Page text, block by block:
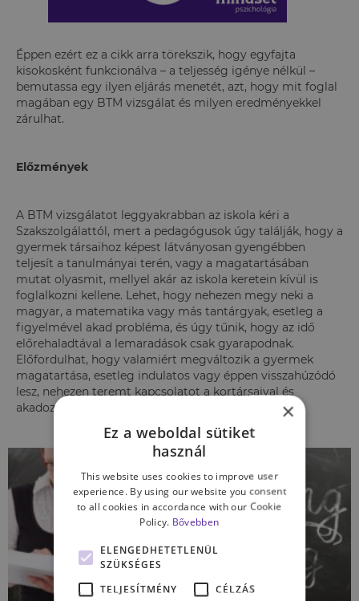
Éppen ezért ez a cikk arra törekszik, hogy egyfajta
kisokosként funkcionálva – a teljesség igénye nélkül –
bemutassa egy ilyen eljárás menetét, azt, hogy mit foglal
magában egy BTM vizsgálat és milyen eredményekkel
zárulhat.
Előzmények
A BTM vizsgálatot leggyakrabban az iskola kéri a
Szakszolgálattól, mert a pedagógusok úgy találják, hogy a
gyermek társaihoz képest látványosan gyengébben
teljesít a tanulmányai terén, vagy a magatartásában
mutat olyasmit, mellyel akár az iskola keretein kívül is
foglalkozni kellene. Lehet, hogy nehezen megy neki a
magyar, a matematika vagy más tantárgyak, esetleg a
figyelmével akad probléma, és úgy tűnik, hogy az idő
előrehaladtával a lemaradások csak gyarapodnak.
Előfordulhat, hogy valamiért megváltozik a gyermek
magatartása, esetleg indulatos vagy éppen visszahúzódó
lesz, nehezen teremt kapcsolatot a kortársaival és
akadozik a beilleszkedése a csoportba.
×
Ez a weboldal sütiket
használ
This website uses cookies to improve user
experience. By using our website you consent
to all cookies in accordance with our Cookie
Policy. Bővebben
ELENGEDHETETLENÜL
SZÜKSÉGES
TELJESÍTMÉNY
CÉLZÁS